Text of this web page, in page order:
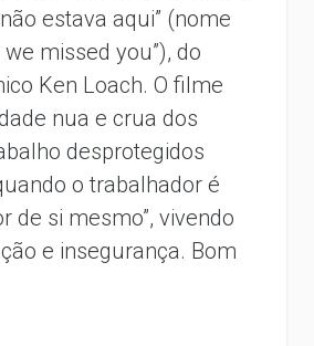
estava aqui” (nome
we missed you”), do
Ken Loach. O filme
nua e crua dos
desprotegidos
o trabalhador é
de si mesmo”, vivendo
e insegurança. Bom